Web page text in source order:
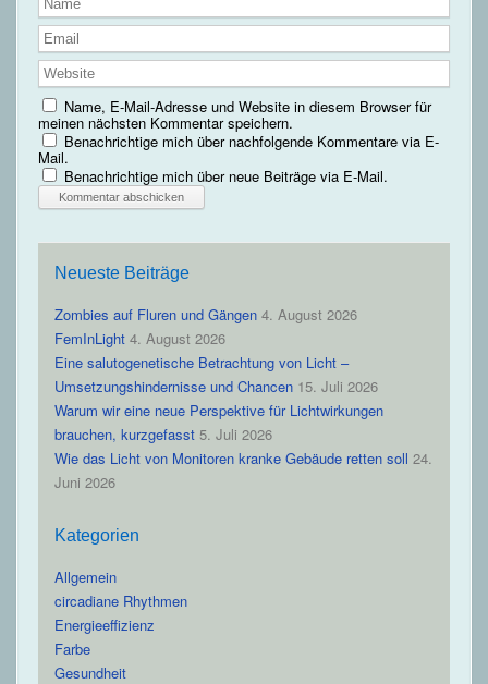
Name, E-Mail-Adresse und Website in diesem Browser für
meinen nächsten Kommentar speichern.
Benachrichtige mich über nachfolgende Kommentare via E-
Mail.
Benachrichtige mich über neue Beiträge via E-Mail.
Neueste Beiträge
Zombies auf Fluren und Gängen 4. August 2026
FemInLight 4. August 2026
Eine salutogenetische Betrachtung von Licht –
Umsetzungshindernisse und Chancen 15. Juli 2026
Warum wir eine neue Perspektive für Lichtwirkungen
brauchen, kurzgefasst 5. Juli 2026
Wie das Licht von Monitoren kranke Gebäude retten soll 24.
Juni 2026
Kategorien
Allgemein
circadiane Rhythmen
Energieeffizienz
Farbe
Gesundheit